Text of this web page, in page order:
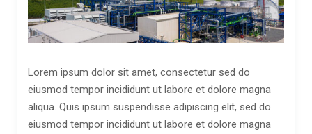
Lorem ipsum dolor sit amet, consectetur sed do
eiusmod tempor incididunt ut labore et dolore magna
aliqua. Quis ipsum suspendisse adipiscing elit, sed do
eiusmod tempor incididunt ut labore et dolore magna